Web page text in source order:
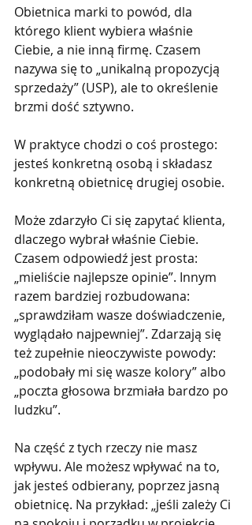
Obietnica marki to powód, dla
którego klient wybiera właśnie
Ciebie, a nie inną firmę. Czasem
nazywa się to „unikalną propozycją
sprzedaży” (USP), ale to określenie
brzmi dość sztywno.
W praktyce chodzi o coś prostego:
jesteś konkretną osobą i składasz
konkretną obietnicę drugiej osobie.
Może zdarzyło Ci się zapytać klienta,
dlaczego wybrał właśnie Ciebie.
Czasem odpowiedź jest prosta:
„mieliście najlepsze opinie”. Innym
razem bardziej rozbudowana:
„sprawdziłam wasze doświadczenie,
wyglądało najpewniej”. Zdarzają się
też zupełnie nieoczywiste powody:
„podobały mi się wasze kolory” albo
„poczta głosowa brzmiała bardzo po
ludzku”.
Na część z tych rzeczy nie masz
wpływu. Ale możesz wpływać na to,
jak jesteś odbierany, poprzez jasną
obietnicę. Na przykład: „jeśli zależy Ci